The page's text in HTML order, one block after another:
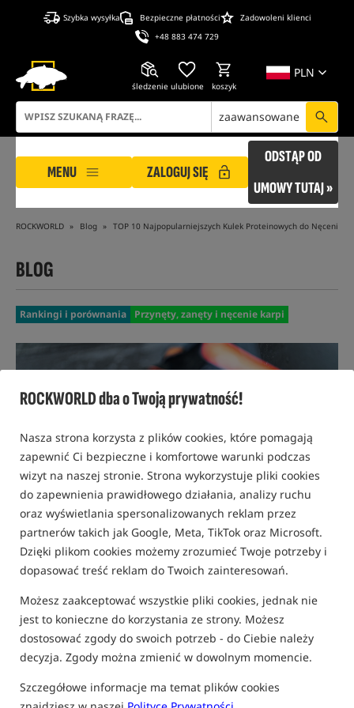
ROCKWORLD dba o Twoją prywatność!
Nasza strona korzysta z plików cookies, które pomagają
zapewnić Ci bezpieczne i komfortowe warunki podczas
wizyt na naszej stronie. Strona wykorzystuje pliki cookies
do zapewnienia prawidłowego działania, analizy ruchu
oraz wyświetlania spersonalizowanych reklam przez
partnerów takich jak Google, Meta, TikTok oraz Microsoft.
Dzięki plikom cookies możemy zrozumieć Twoje potrzeby i
dopasować treść reklam do Twoich zainteresowań.
Możesz zaakceptować wszystkie pliki cookies, jednak nie
jest to konieczne do korzystania ze strony. Możesz
dostosować zgody do swoich potrzeb - do Ciebie należy
decyzja. Zgody można zmienić w dowolnym momencie.
Szczegółowe informacje ma temat plików cookies
Szybka wysyłka Bezpieczne płatności
Zadowoleni klienci
+48 883 474 729
PLN
śledzenie ulubione koszyk
zaawansowane
MENU ZALOGUJ SIĘ
ODSTĄP OD
UMOWY TUTAJ »
ROCKWORLD Blog TOP 10 Najpopularniejszych Kulek Proteinowych do Nęcenia
BLOG
Rankingi i porównania Przynęty, zanęty i nęcenie karpi
02 MAJA 2025 R. ADAM SKRZYPEK
TOP 10 Najpopularniejszych Kulek